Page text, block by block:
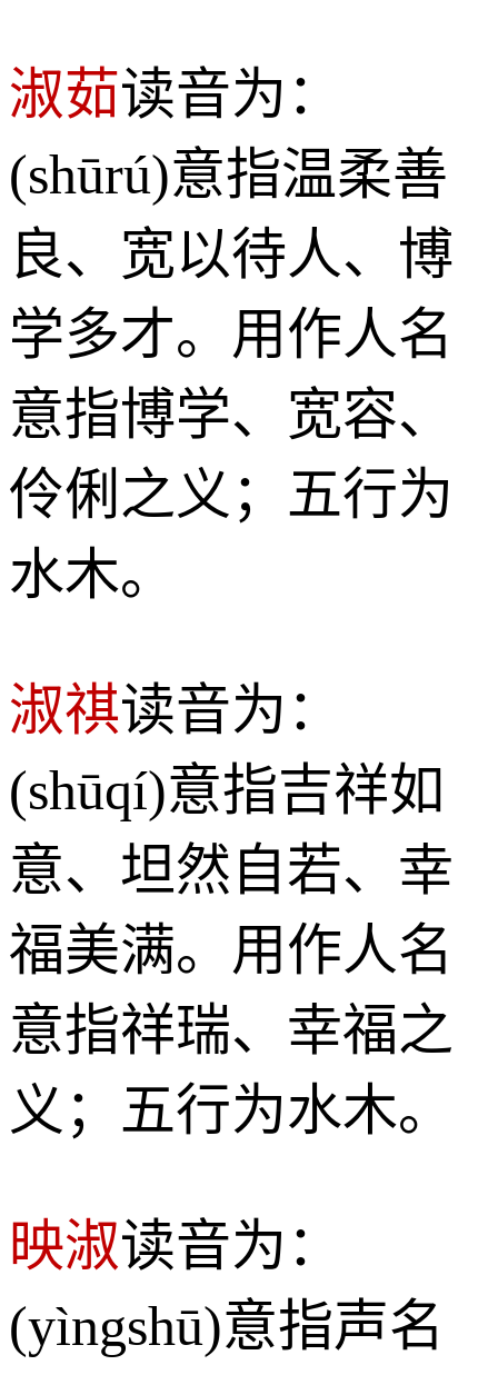
淑茹读音为：
(shūrú)意指温柔善
良、宽以待人、博
学多才。用作人名
意指博学、宽容、
伶俐之义；五行为
水木。
淑祺读音为：
(shūqí)意指吉祥如
意、坦然自若、幸
福美满。用作人名
意指祥瑞、幸福之
义；五行为水木。
映淑读音为：
(yìngshū)意指声名